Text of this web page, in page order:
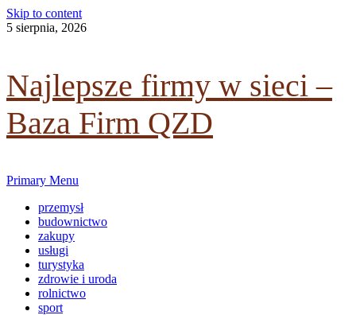
Skip to content
5 sierpnia, 2026
Najlepsze firmy w sieci –
Baza Firm QZD
Primary Menu
przemysł
budownictwo
zakupy
usługi
turystyka
zdrowie i uroda
rolnictwo
sport